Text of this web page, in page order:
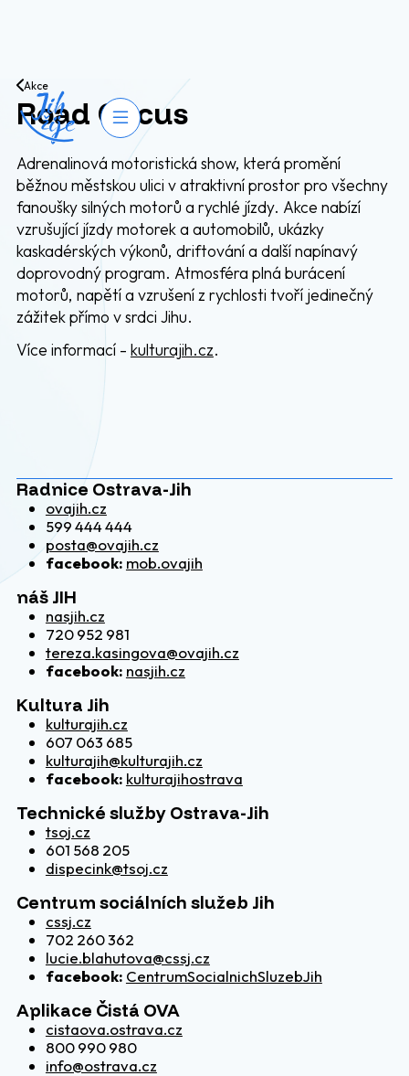
Přejít na obsah
Otevřít navigaci
Akce
Road Circus
Adrenalinová motoristická show, která promění
běžnou městskou ulici v atraktivní prostor pro všechny
fanoušky silných motorů a rychlé jízdy. Akce nabízí
vzrušující jízdy motorek a automobilů, ukázky
kaskadérských výkonů, driftování a další napínavý
doprovodný program. Atmosféra plná burácení
motorů, napětí a vzrušení z rychlosti tvoří jedinečný
zážitek přímo v srdci Jihu.
Více informací - kulturajih.cz.
Radnice Ostrava-Jih
ovajih.cz
599 444 444
posta@ovajih.cz
facebook: mob.ovajih
náš JIH
nasjih.cz
720 952 981
tereza.kasingova@ovajih.cz
facebook: nasjih.cz
Kultura Jih
kulturajih.cz
607 063 685
kulturajih@kulturajih.cz
facebook: kulturajihostrava
Technické služby Ostrava-Jih
tsoj.cz
601 568 205
dispecink@tsoj.cz
Centrum sociálních služeb Jih
cssj.cz
702 260 362
lucie.blahutova@cssj.cz
facebook: CentrumSocialnichSluzebJih
Aplikace Čistá OVA
cistaova.ostrava.cz
800 990 980
info@ostrava.cz